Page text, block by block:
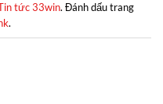
tức 33win. Đánh dấu trang
.